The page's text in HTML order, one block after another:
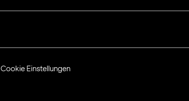
Cookie Einstellungen